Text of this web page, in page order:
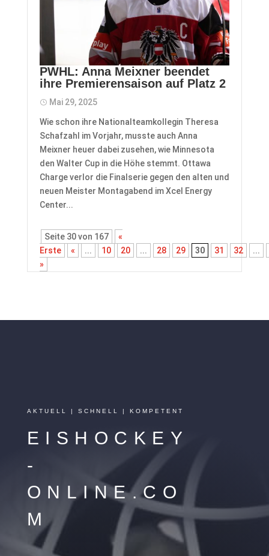
PWHL: Anna Meixner beendet
ihre Premierensaison auf Platz 2
Mai 29, 2025
Wie schon ihre Nationalteamkollegin Theresa
Schafzahl im Vorjahr, musste auch Anna
Meixner heuer dabei zusehen, wie Minnesota
den Walter Cup in die Höhe stemmt. Ottawa
Charge verlor die Finalserie gegen den alten und
neuen Meister Montagabend im Xcel Energy
Center...
Seite 30 von 167
«
Erste
« ... 10 20 ... 28 29 30 31 32
...
»
AKTUELL | SCHNELL | KOMPETENT
EISHOCKEY
-
ONLINE.CO
M